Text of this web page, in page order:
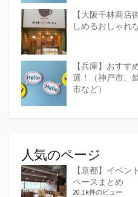
【大阪千林商
しめるおしゃれ
【兵庫】おす
選！（神戸市、
市など）
人気のページ
【京都】イベ
ペースまとめ
20.1k件のビュー